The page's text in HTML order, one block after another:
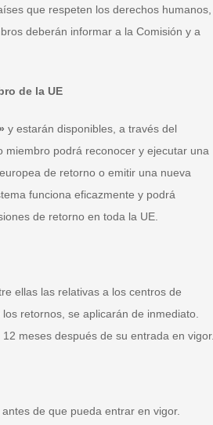
que respeten los derechos humanos,
deberán informar a la Comisión y a
de la UE
y estarán disponibles, a través del
miembro podrá reconocer y ejecutar una
de retorno o emitir una nueva
funciona eficazmente y podrá
de retorno en toda la UE.
ellas las relativas a los centros de
retornos, se aplicarán de inmediato.
meses después de su entrada en vigor.
de que pueda entrar en vigor.